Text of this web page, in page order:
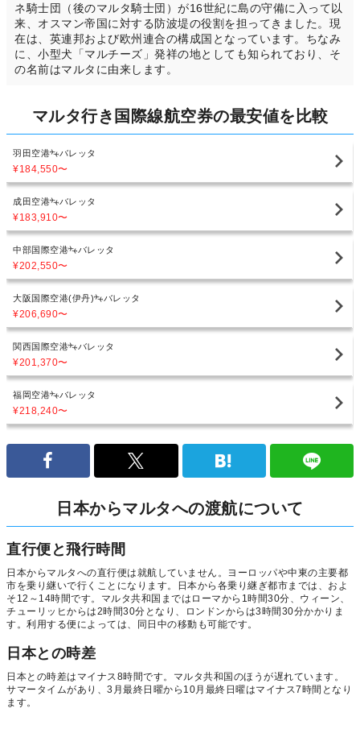
ネ騎士団（後のマルタ騎士団）が16世紀に島の守備に入って以
来、オスマン帝国に対する防波堤の役割を担ってきました。現
在は、英連邦および欧州連合の構成国となっています。ちなみ
に、小型犬「マルチーズ」発祥の地としても知られており、そ
の名前はマルタに由来します。
マルタ行き国際線航空券の最安値を比較
羽田空港 バレッタ
¥184,550〜
成田空港 バレッタ
¥183,910〜
中部国際空港 バレッタ
¥202,550〜
大阪国際空港(伊丹) バレッタ
¥206,690〜
関西国際空港 バレッタ
¥201,370〜
福岡空港 バレッタ
¥218,240〜
日本からマルタへの渡航について
直行便と飛行時間
日本からマルタへの直行便は就航していません。ヨーロッパや中東の主要都
市を乗り継いで行くことになります。日本から各乗り継ぎ都市までは、およ
そ12～14時間です。マルタ共和国まではローマから1時間30分、ウィーン、
チューリッヒからは2時間30分となり、ロンドンからは3時間30分かかりま
す。利用する便によっては、同日中の移動も可能です。
日本との時差
日本との時差はマイナス8時間です。マルタ共和国のほうが遅れています。
サマータイムがあり、3月最終日曜から10月最終日曜はマイナス7時間となり
ます。